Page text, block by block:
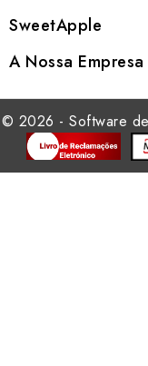
SweetApple
A Nossa Empresa
© 2026 - Software